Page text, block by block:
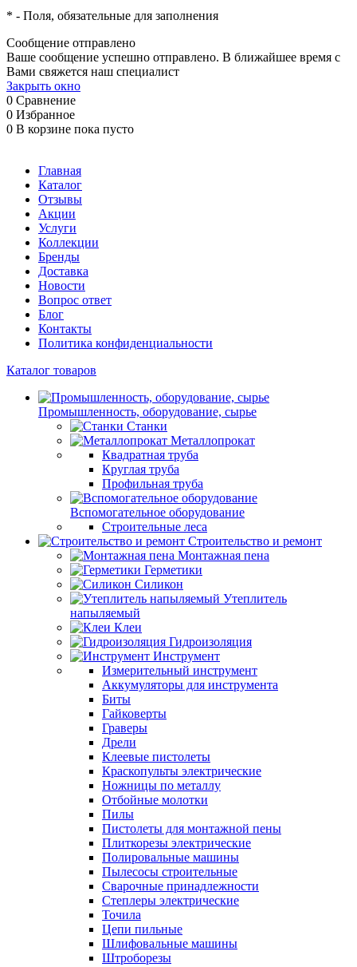
* - Поля, обязательные для заполнения
Сообщение отправлено
Ваше сообщение успешно отправлено. В ближайшее время с
Вами свяжется наш специалист
Закрыть окно
0 Сравнение
0 Избранное
0 В корзине пока пусто
Главная
Каталог
Отзывы
Акции
Услуги
Коллекции
Бренды
Доставка
Новости
Вопрос ответ
Блог
Контакты
Политика конфиденциальности
Каталог товаров
Промышленность, оборудование, сырье
Станки
Металлопрокат
Квадратная труба
Круглая труба
Профильная труба
Вспомогательное оборудование
Строительные леса
Строительство и ремонт
Монтажная пена
Герметики
Силикон
Утеплитель
напыляемый
Клеи
Гидроизоляция
Инструмент
Измерительный инструмент
Аккумуляторы для инструмента
Биты
Гайковерты
Граверы
Дрели
Клеевые пистолеты
Краскопульты электрические
Ножницы по металлу
Отбойные молотки
Пилы
Пистолеты для монтажной пены
Плиткорезы электрические
Полировальные машины
Пылесосы строительные
Сварочные принадлежности
Степлеры электрические
Точила
Цепи пильные
Шлифовальные машины
Штроборезы